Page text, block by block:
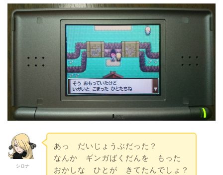
シロナ
あっ だいじょうぶだった？
なんか ギンガばくだんを もった
おかしな ひとが きてたんでしょ？